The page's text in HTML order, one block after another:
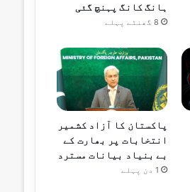
ہانگ کانگ پہنچ گئی
8 گھنٹے پہلے
پاکستان کا آزاد کشمیر
انتخابات پر بھارت کے
بے بنیاد بیانات مسترد
1 دن پہلے